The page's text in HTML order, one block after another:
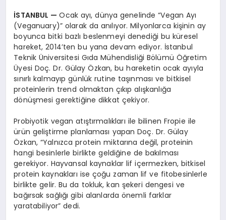
İSTANBUL —Ocak ayı, dünya genelinde “Vegan Ayı
(Veganuary)” olarak da anılıyor. Milyonlarca kişinin ay
boyunca bitki bazlı beslenmeyi denediği bu küresel
hareket, 2014’ten bu yana devam ediyor. İstanbul
Teknik Üniversitesi Gıda Mühendisliği Bölümü Öğretim
Üyesi Doç. Dr. Gülay Özkan, bu hareketin ocak ayıyla
sınırlı kalmayıp günlük rutine taşınması ve bitkisel
proteinlerin trend olmaktan çıkıp alışkanlığa
dönüşmesi gerektiğine dikkat çekiyor.
Probiyotik vegan atıştırmalıkları ile bilinen Fropie ile
ürün geliştirme planlaması yapan Doç. Dr. Gülay
Özkan, “Yalnızca protein miktarına değil, proteinin
hangi besinlerle birlikte geldiğine de bakılması
gerekiyor. Hayvansal kaynaklar lif içermezken, bitkisel
protein kaynakları ise çoğu zaman lif ve fitobesinlerle
birlikte gelir. Bu da tokluk, kan şekeri dengesi ve
bağırsak sağlığı gibi alanlarda önemli farklar
yaratabiliyor” dedi.